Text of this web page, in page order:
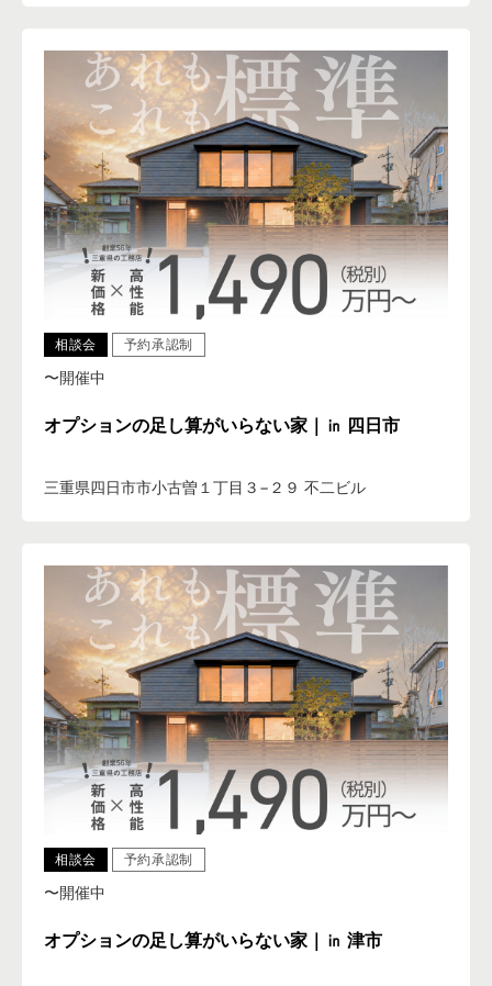
相談会 予約承認制
〜開催中
オプションの足し算がいらない家｜㏌ 四日市
三重県四日市市小古曽１丁目３−２９ 不二ビル
相談会 予約承認制
〜開催中
オプションの足し算がいらない家｜㏌ 津市